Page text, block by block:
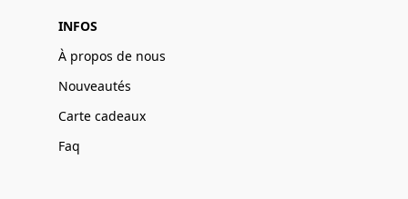
INFOS
À propos de nous
Nouveautés
Carte cadeaux
Faq